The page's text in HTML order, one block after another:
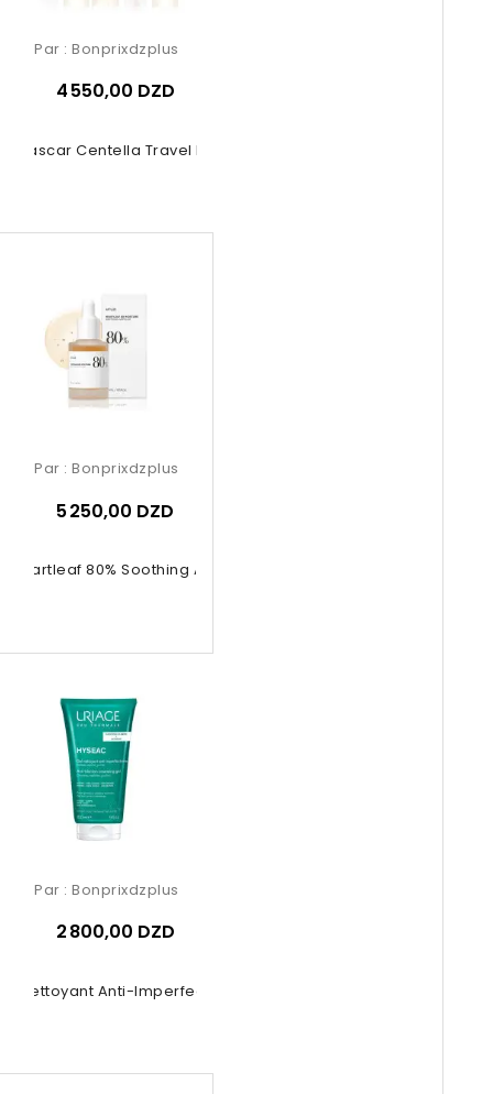
Centella Travel Kit 5 Pcs
Par : Bonprixdzplus
4 550,00 DZD
Heartleaf 80% Soothing Ampoule
Par : Bonprixdzplus
5 250,00 DZD
Nettoyant Anti-Imperfections
Par : Bonprixdzplus
2 800,00 DZD